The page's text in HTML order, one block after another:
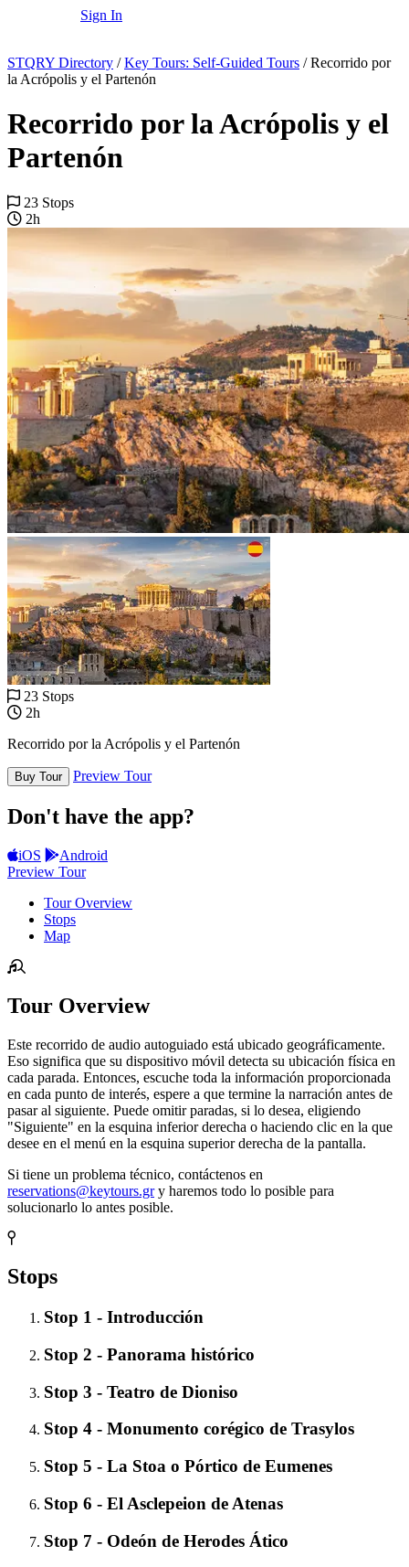
Sign In
STQRY Directory / Key Tours: Self-Guided Tours / Recorrido por
la Acrópolis y el Partenón
Recorrido por la Acrópolis y el
Partenón
23 Stops
2h
23 Stops
2h
Recorrido por la Acrópolis y el Partenón
Buy Tour Preview Tour
Don't have the app?
iOS
Android
Preview Tour
Tour Overview
Stops
Map
Tour Overview
Este recorrido de audio autoguiado está ubicado geográficamente.
Eso significa que su dispositivo móvil detecta su ubicación física en
cada parada. Entonces, escuche toda la información proporcionada
en cada punto de interés, espere a que termine la narración antes de
pasar al siguiente. Puede omitir paradas, si lo desea, eligiendo
"Siguiente" en la esquina inferior derecha o haciendo clic en la que
desee en el menú en la esquina superior derecha de la pantalla.
Si tiene un problema técnico, contáctenos en
reservations@keytours.gry haremos todo lo posible para
solucionarlo lo antes posible.
Stops
Stop 1 - Introducción
Stop 2 - Panorama histórico
Stop 3 - Teatro de Dioniso
Stop 4 - Monumento corégico de Trasylos
Stop 5 - La Stoa o Pórtico de Eumenes
Stop 6 - El Asclepeion de Atenas
Stop 7 - Odeón de Herodes Ático